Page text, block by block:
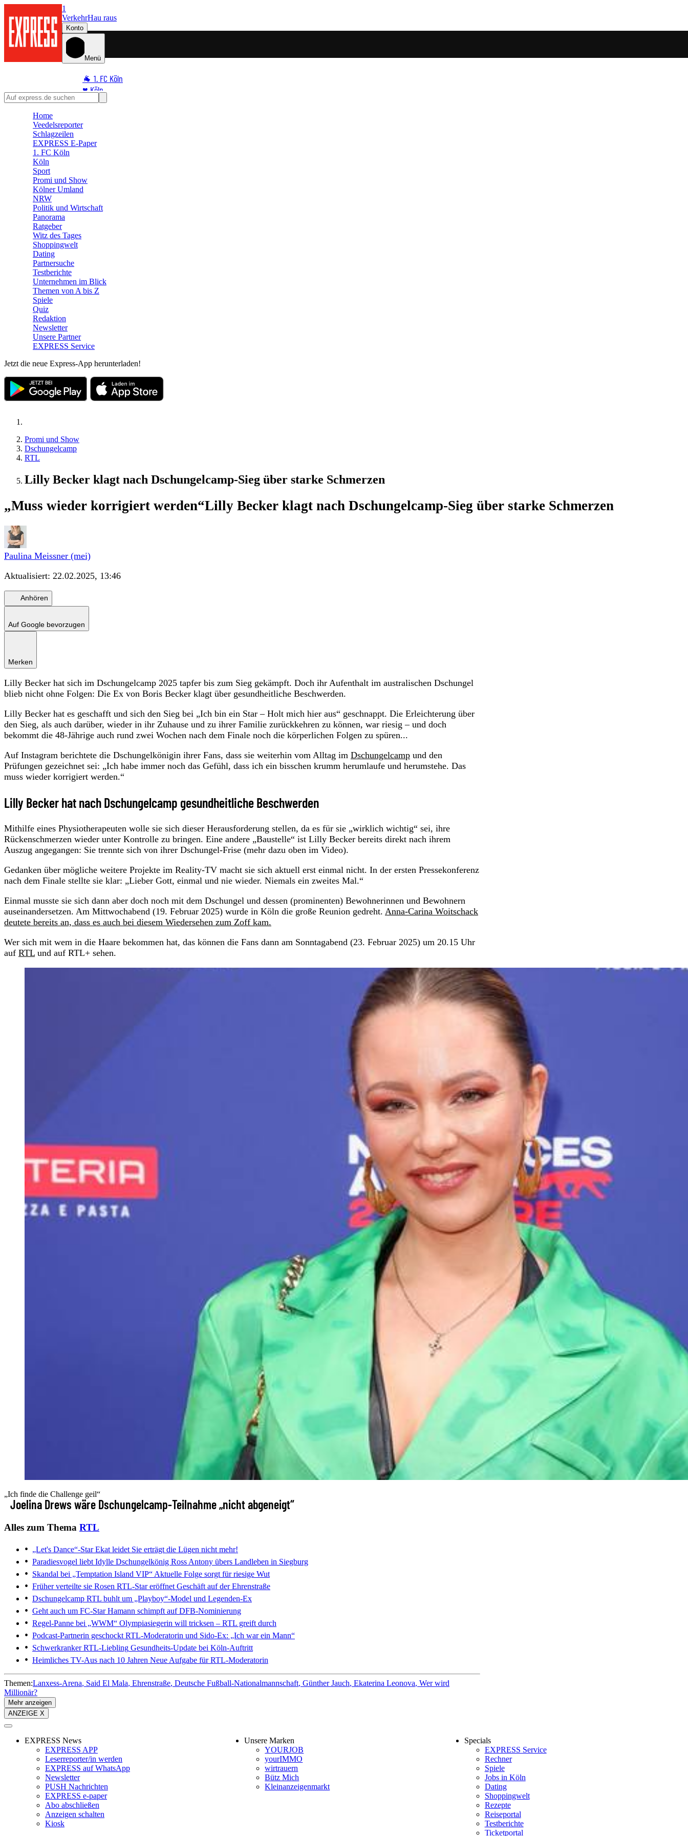
1
VerkehrHau raus
Konto
Menü
🐐 1. FC Köln
♥️ Köln
⭐ Promi
🛒 Shoppingwelt
🧩 Spiele
Home
Veedelsreporter
Schlagzeilen
EXPRESS E-Paper
1. FC Köln
Köln
Sport
Promi und Show
Kölner Umland
NRW
Politik und Wirtschaft
Panorama
Ratgeber
Witz des Tages
Shoppingwelt
Dating
Partnersuche
Testberichte
Unternehmen im Blick
Themen von A bis Z
Spiele
Quiz
Redaktion
Newsletter
Unsere Partner
EXPRESS Service
Jetzt die neue Express-App herunterladen!
Promi und Show
Dschungelcamp
RTL
Lilly Becker klagt nach Dschungelcamp-Sieg über starke Schmerzen
„Muss wieder korrigiert werden“Lilly Becker klagt nach Dschungelcamp-Sieg über starke Schmerzen
Paulina Meissner (mei)
Aktualisiert: 22.02.2025, 13:46
Anhören
Auf Google bevorzugen
Merken
Lilly Becker hat sich im Dschungelcamp 2025 tapfer bis zum Sieg gekämpft. Doch ihr Aufenthalt im australischen Dschungel
blieb nicht ohne Folgen: Die Ex von Boris Becker klagt über gesundheitliche Beschwerden.
Lilly Becker hat es geschafft und sich den Sieg bei „Ich bin ein Star – Holt mich hier aus“ geschnappt. Die Erleichterung über
den Sieg, als auch darüber, wieder in ihr Zuhause und zu ihrer Familie zurückkehren zu können, war riesig – und doch
bekommt die 48-Jährige auch rund zwei Wochen nach dem Finale noch die körperlichen Folgen zu spüren...
Auf Instagram berichtete die Dschungelkönigin ihrer Fans, dass sie weiterhin vom Alltag im Dschungelcamp und den
Prüfungen gezeichnet sei: „Ich habe immer noch das Gefühl, dass ich ein bisschen krumm herumlaufe und herumstehe. Das
muss wieder korrigiert werden.“
Lilly Becker hat nach Dschungelcamp gesundheitliche Beschwerden
Mithilfe eines Physiotherapeuten wolle sie sich dieser Herausforderung stellen, da es für sie „wirklich wichtig“ sei, ihre
Rückenschmerzen wieder unter Kontrolle zu bringen. Eine andere „Baustelle“ ist Lilly Becker bereits direkt nach ihrem
Auszug angegangen: Sie trennte sich von ihrer Dschungel-Frise (mehr dazu oben im Video).
Gedanken über mögliche weitere Projekte im Reality-TV macht sie sich aktuell erst einmal nicht. In der ersten Pressekonferenz
nach dem Finale stellte sie klar: „Lieber Gott, einmal und nie wieder. Niemals ein zweites Mal.“
Einmal musste sie sich dann aber doch noch mit dem Dschungel und dessen (prominenten) Bewohnerinnen und Bewohnern
auseinandersetzen. Am Mittwochabend (19. Februar 2025) wurde in Köln die große Reunion gedreht. Anna-Carina Woitschack
deutete bereits an, dass es auch bei diesem Wiedersehen zum Zoff kam.
Wer sich mit wem in die Haare bekommen hat, das können die Fans dann am Sonntagabend (23. Februar 2025) um 20.15 Uhr
auf RTL und auf RTL+ sehen.
„Ich finde die Challenge geil“
Joelina Drews wäre Dschungelcamp-Teilnahme „nicht abgeneigt“
Alles zum Thema RTL
„Let's Dance“-Star Ekat leidet Sie erträgt die Lügen nicht mehr!
Paradiesvogel liebt Idylle Dschungelkönig Ross Antony übers Landleben in Siegburg
Skandal bei „Temptation Island VIP“ Aktuelle Folge sorgt für riesige Wut
Früher verteilte sie Rosen RTL-Star eröffnet Geschäft auf der Ehrenstraße
Dschungelcamp RTL buhlt um „Playboy“-Model und Legenden-Ex
Geht auch um FC-StarHamann schimpft auf DFB-Nominierung
Regel-Panne bei „WWM“ Olympiasiegerin will tricksen – RTL greift durch
Podcast-Partnerin geschockt RTL-Moderatorin und Sido-Ex: „Ich war ein Mann“
Schwerkranker RTL-Liebling Gesundheits-Update bei Köln-Auftritt
Heimliches TV-Aus nach 10 Jahren Neue Aufgabe für RTL-Moderatorin
Themen:Lanxess-Arena Said El Mala Ehrenstraße Deutsche Fußball-Nationalmannschaft Günther Jauch Ekaterina Leonova Wer wird
Millionär?
Mehr anzeigen
ANZEIGE X
EXPRESS News
EXPRESS APP
Leserreporter/in werden
EXPRESS auf WhatsApp
Newsletter
PUSH Nachrichten
EXPRESS e-paper
Abo abschließen
Anzeigen schalten
Kiosk
Unsere Marken
YOURJOB
yourIMMO
wirtrauern
Bütz Mich
Kleinanzeigenmarkt
Specials
EXPRESS Service
Rechner
Spiele
Jobs in Köln
Dating
Shoppingwelt
Rezepte
Reiseportal
Testberichte
Ticketportal